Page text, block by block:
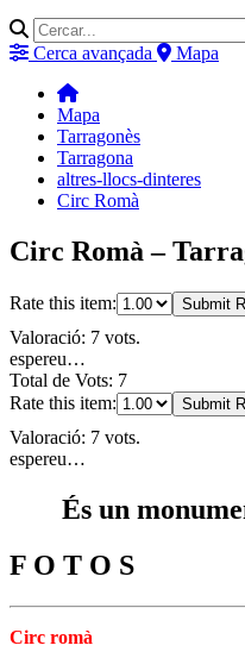
Cerca avançada Mapa
Mapa
Tarragonès
Tarragona
altres-llocs-dinteres
Circ Romà
Circ Romà –
Rate this item: Submit
Valoració: 7 vots.
espereu…
Total de Vots: 7
Rate this item:
Submit
Valoració: 7 vots.
espereu…
És un
F O T O S
Circ romà